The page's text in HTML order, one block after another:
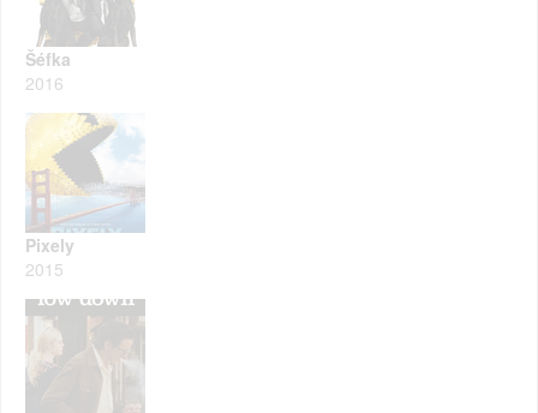
Šéfka
2016
Pixely
2015